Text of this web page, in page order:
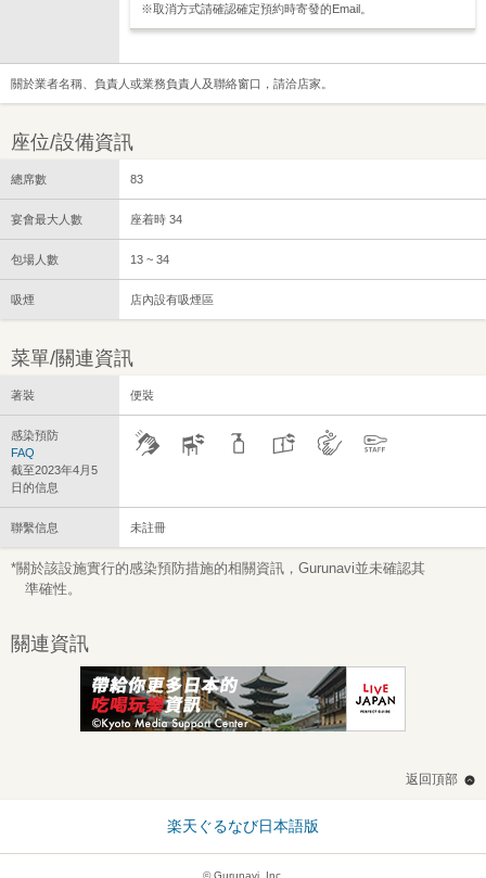
※取消方式請確認確定預約時寄發的Email。
關於業者名稱、負責人或業務負責人及聯絡窗口，請洽店家。
座位/設備資訊
總席數 83
宴會最大人數 座着時 34
包場人數 13 ~ 34
吸煙 店內設有吸煙區
菜單/關連資訊
著裝 便裝
感染預防
FAQ
截至2023年4月5
日的信息
聯繫信息 未註冊
*關於該設施實行的感染預防措施的相關資訊，Gurunavi並未確認其
準確性。
關連資訊
返回頂部
楽天ぐるなび日本語版